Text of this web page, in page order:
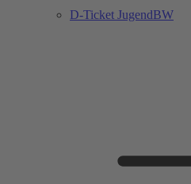
D-Ticket JugendBW